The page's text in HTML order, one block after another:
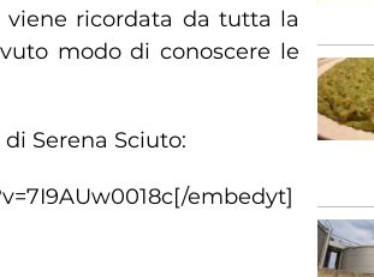
ricordata da tutta la
modo di conoscere le
Serena Sciuto:
embedyt]